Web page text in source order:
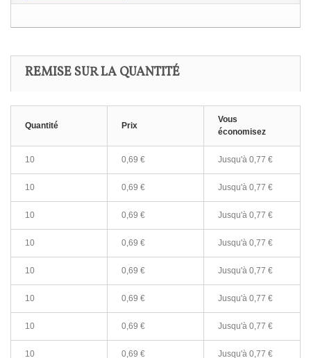
REMISE SUR LA QUANTITÉ
Quantité Prix
Vous
économisez
10 0,69 € Jusqu'à 0,77 €
10 0,69 € Jusqu'à 0,77 €
10 0,69 € Jusqu'à 0,77 €
10 0,69 € Jusqu'à 0,77 €
10 0,69 € Jusqu'à 0,77 €
10 0,69 € Jusqu'à 0,77 €
10 0,69 € Jusqu'à 0,77 €
10 0,69 € Jusqu'à 0,77 €